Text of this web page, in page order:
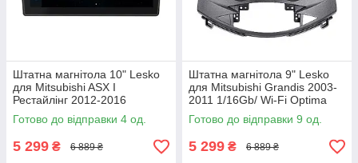
Штатна магнітола 10" Lesko
для Mitsubishi ASX I
Рестайлінг 2012-2016
1/16Gb/ Wi-Fi GPS Optima
Міцубісі 4 шт.
Готово до відправки 4 од.
5 299 ₴ 6 889 ₴
Штатна магнітола 9" Lesko
для Mitsubishi Grandis 2003-
2011 1/16Gb/ Wi-Fi Optima
Міцубісі 9 шт.
Готово до відправки 9 од.
5 299 ₴ 6 889 ₴